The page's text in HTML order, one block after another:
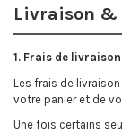
Livraison &
1. Frais de livraison
Les frais de
votre panier et de
Une fois certains